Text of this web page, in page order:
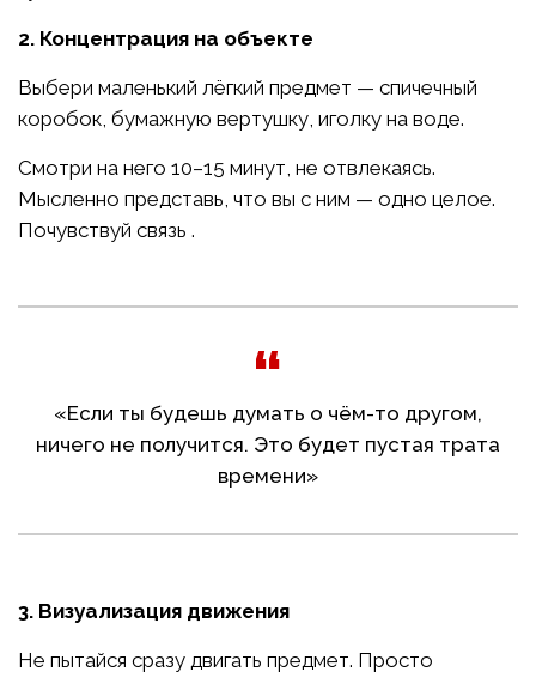
2. Концентрация на объекте
Выбери маленький лёгкий предмет — спичечный
коробок, бумажную вертушку, иголку на воде.
Смотри на него 10–15 минут, не отвлекаясь.
Мысленно представь, что вы с ним — одно целое.
Почувствуй связь .
«Если ты будешь думать о чём-то другом,
ничего не получится. Это будет пустая трата
времени»
3. Визуализация движения
Не пытайся сразу двигать предмет. Просто